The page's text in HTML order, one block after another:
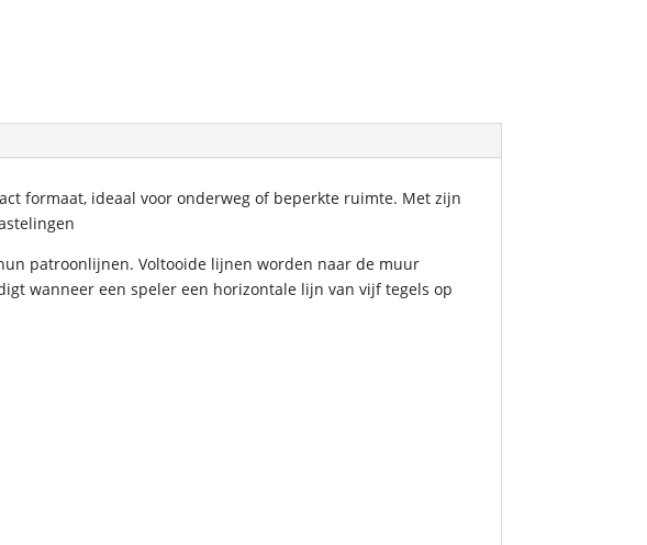
formaat, ideaal voor onderweg of beperkte ruimte. Met zijn
patroonlijnen. Voltooide lijnen worden naar de muur
wanneer een speler een horizontale lijn van vijf tegels op